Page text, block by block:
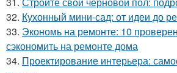
32. Кухонный мини-сад: от идеи до
33. Экономь на ремонте: 10
сэкономить на ремонте дома
34. Проектирование интерьера: